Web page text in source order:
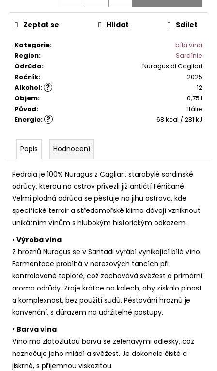
Kategorie:
bílá vína
Region:
Sardínie
Odrůda:
Nuragus di Cagliari
Ročník: 2025
?
Alkohol:
12
Objem:
0,75 l
Původ: Itálie
?
Energie: 68 kcal / 281 kJ
Zeptat se Hlídat Sdílet
Popis Hodnocení
Pedraia je 100% Nuragus z Cagliari, starobylé sardinské
odrůdy, kterou na ostrov přivezli již antičtí Féničané.
Velmi plodná odrůda se pěstuje na jihu ostrova, kde
specifické terroir a středomořské klima dávají vzniknout
unikátním vínům s hlubokým historickým odkazem.
• Výroba vína
Z hroznů Nuragus se v Santadi vyrábí vynikající bílé víno.
Fermentace probíhá v nerezových tancích při
kontrolované teplotě, což zachovává svěžest a primární
aroma odrůdy. Zraje krátce na kalech, aby získalo plnost
a komplexnost, bez použití sudů. Pěstování hroznů je
konvenční, s důrazem na udržitelné postupy.
• Barva vína
Víno má zlatožlutou barvu se zelenavými odlesky, což
naznačuje jeho mládí a svěžest. Je dokonale čisté a
jiskrné, s příjemnou viskozitou.
j
e
e
BASTARDO
ROSSO
ITALIANO
249
Kč